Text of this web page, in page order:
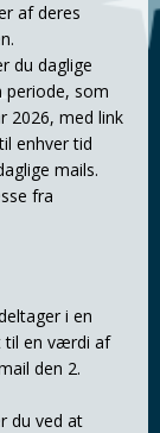
af deres
du daglige
periode, som
2026, med link
enhver tid
mails.
fra
i en
til en værdi af
den 2.
du ved at